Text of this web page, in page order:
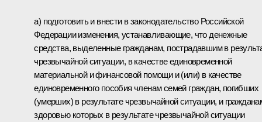
а) подготовить и внести в законодательство Российской
Федерации изменения, устанавливающие, что денежные
средства, выделенные гражданам, пострадавшим в
чрезвычайной ситуации, в качестве единовременной
материальной и финансовой помощи и (или) в качестве
единовременного пособия членам семей граждан, погибших
(умерших) в результате чрезвычайной ситуации, и
здоровью которых в результате чрезвычайной ситуации